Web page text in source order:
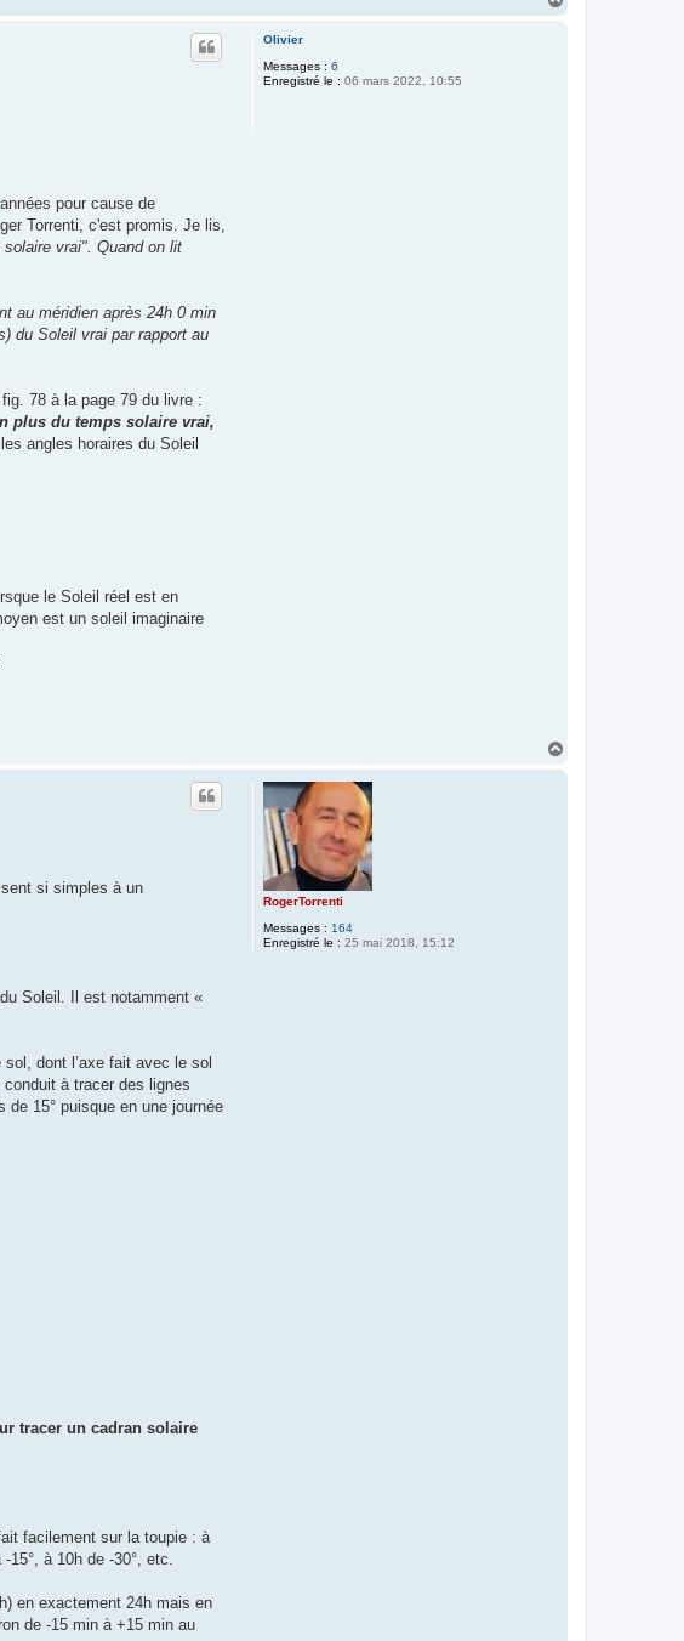
Olivier
Messages : 6
Enregistré le : 06 mars 2022, 10:55
pour cause de
Torrenti, c'est promis. Je lis,
vrai". Quand on lit
au méridien après 24h 0 min
du Soleil vrai par rapport au
78 à la page 79 du livre :
plus du temps solaire vrai,
angles horaires du Soleil
le Soleil réel est en
est un soleil imaginaire
RogerTorrenti
Messages : 164
Enregistré le : 25 mai 2018, 15:12
si simples à un
Soleil. Il est notamment «
dont l’axe fait avec le sol
à tracer des lignes
15° puisque en une journée
tracer un cadran solaire
facilement sur la toupie : à
à 10h de -30°, etc.
en exactement 24h mais en
de -15 min à +15 min au